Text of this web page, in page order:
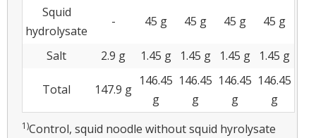
Squid
hydrolysate
- 45 g 45 g 45 g 45 g
Salt 2.9 g 1.45 g 1.45 g 1.45 g 1.45 g
Total 147.9 g
146.45
g
146.45
g
146.45
g
146.45
g
1)Control, squid noodle without squid hyrolysate